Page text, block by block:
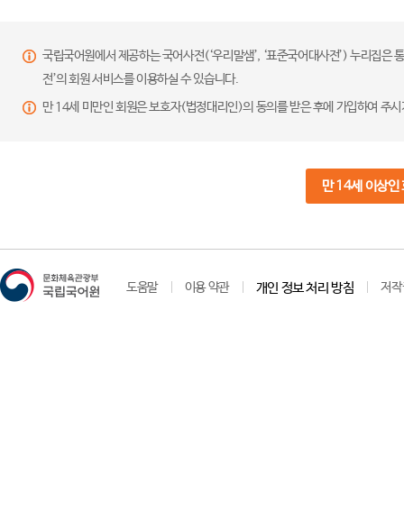
국립국어원에서 제공하는 국어사전(‘우리말샘’, ‘표준국어대사전’) 누리집
전’의 회원 서비스를 이용하실 수 있습니다.
만 14세 미만인 회원은 보호자(법정대리인)의 동의를 받은 후에 가입하여 주
만 14세 이상인
도움말 이용 약관 개인 정보 처리 방침 저